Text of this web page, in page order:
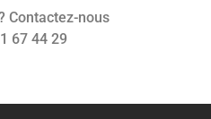
Contactez-nous
67 44 29